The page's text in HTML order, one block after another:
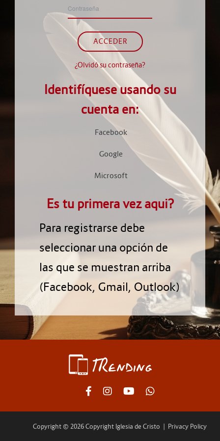
ACCEDER
¿Olvidó su contraseña?
Identifíquese usando su
cuenta en:
Facebook
Google
Microsoft
Es tu primera vez aqui?
Para registrarse debe
seleccionar una opción de
las que se muestran arriba
(Facebook, Gmail, Outlook)
Copyright © 2026 Copyright Iglesia de Cristo | Privacy Policy